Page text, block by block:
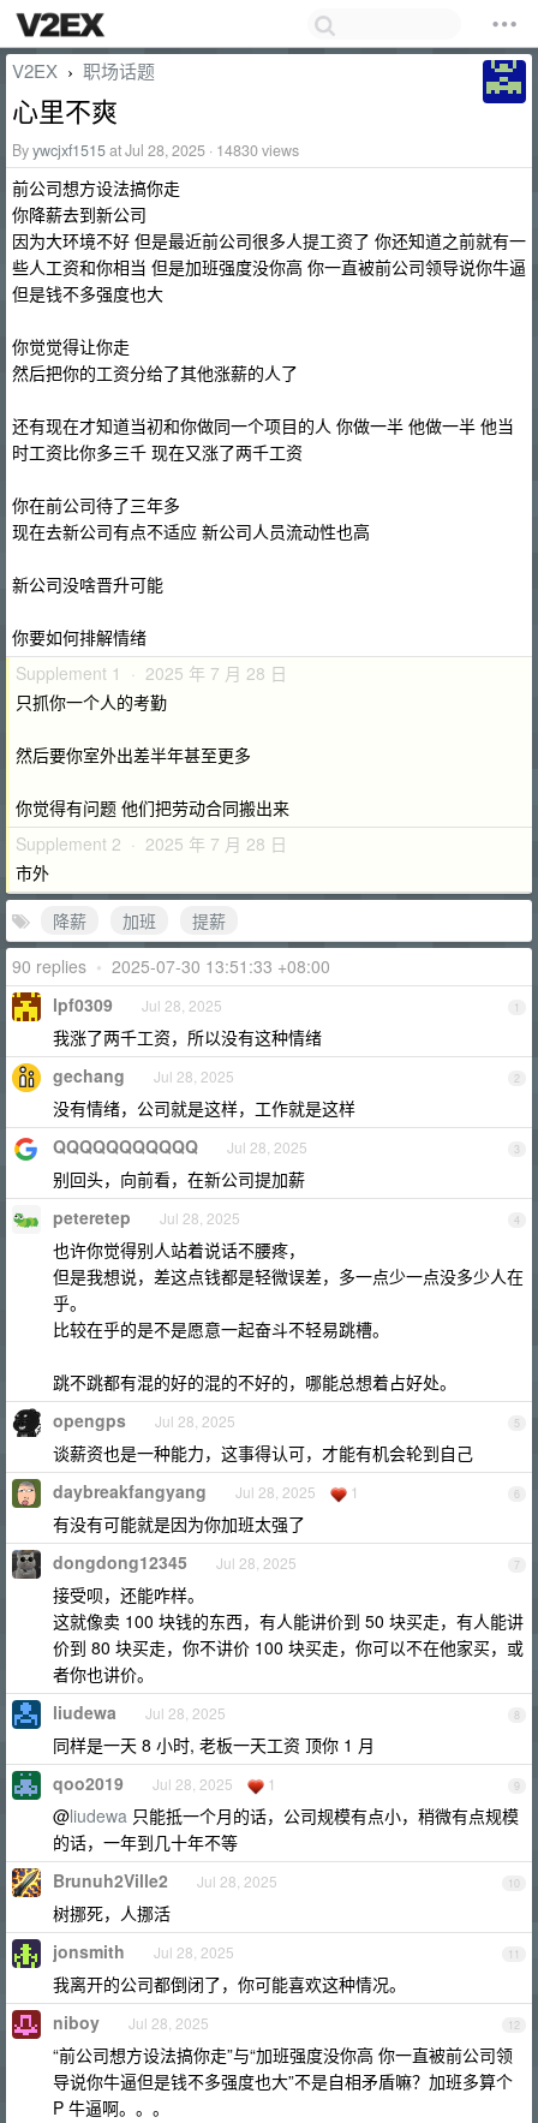
V2EX › 职场话题
心里不爽
Byywcjxf1515at Jul 28, 2025 · 14830 views
前公司想方设法搞你走
你降薪去到新公司
因为大环境不好 但是最近前公司很多人提工资了 你还知道之前就有一
些人工资和你相当 但是加班强度没你高 你一直被前公司领导说你牛逼
但是钱不多强度也大
你觉觉得让你走
然后把你的工资分给了其他涨薪的人了
还有现在才知道当初和你做同一个项目的人 你做一半 他做一半 他当
时工资比你多三千 现在又涨了两千工资
你在前公司待了三年多
现在去新公司有点不适应 新公司人员流动性也高
新公司没啥晋升可能
你要如何排解情绪
Supplement 1 · 2025 年 7 月 28 日
只抓你一个人的考勤
然后要你室外出差半年甚至更多
你觉得有问题 他们把劳动合同搬出来
Supplement 2 · 2025 年 7 月 28 日
市外
降薪
加班
提薪
90 replies • 2025-07-30 13:51:33 +08:00
1
lpf0309 Jul 28, 2025
我涨了两千工资，所以没有这种情绪
2
gechang Jul 28, 2025
没有情绪，公司就是这样，工作就是这样
3
QQQQQQQQQQQ Jul 28, 2025
别回头，向前看，在新公司提加薪
4
peteretep Jul 28, 2025
也许你觉得别人站着说话不腰疼，
但是我想说，差这点钱都是轻微误差，多一点少一点没多少人在
乎。
比较在乎的是不是愿意一起奋斗不轻易跳槽。
跳不跳都有混的好的混的不好的，哪能总想着占好处。
5
opengps Jul 28, 2025
谈薪资也是一种能力，这事得认可，才能有机会轮到自己
6
daybreakfangyang Jul 28, 2025 1
有没有可能就是因为你加班太强了
7
dongdong12345 Jul 28, 2025
接受呗，还能咋样。
这就像卖 100 块钱的东西，有人能讲价到 50 块买走，有人能讲
价到 80 块买走，你不讲价 100 块买走，你可以不在他家买，或
者你也讲价。
8
liudewa Jul 28, 2025
同样是一天 8 小时, 老板一天工资 顶你 1 月
9
qoo2019 Jul 28, 2025 1
@liudewa 只能抵一个月的话，公司规模有点小，稍微有点规模
的话，一年到几十年不等
10
Brunuh2Ville2 Jul 28, 2025
树挪死，人挪活
11
jonsmith Jul 28, 2025
我离开的公司都倒闭了，你可能喜欢这种情况。
12
niboy Jul 28, 2025
“前公司想方设法搞你走”与“加班强度没你高 你一直被前公司领
导说你牛逼但是钱不多强度也大”不是自相矛盾嘛？加班多算个
P 牛逼啊。。。